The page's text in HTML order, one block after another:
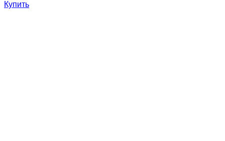
Купить